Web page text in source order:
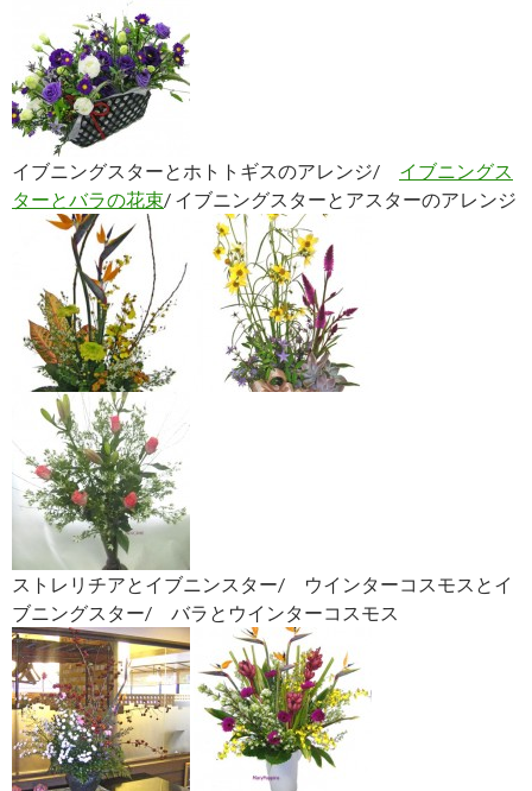
イブニングスターとホトトギスのアレンジ/ イブニングス
ターとバラの花束/ イブニングスターとアスターのアレンジ
ストレリチアとイブニンスター/ ウインターコスモスとイ
ブニングスター/ バラとウインターコスモス